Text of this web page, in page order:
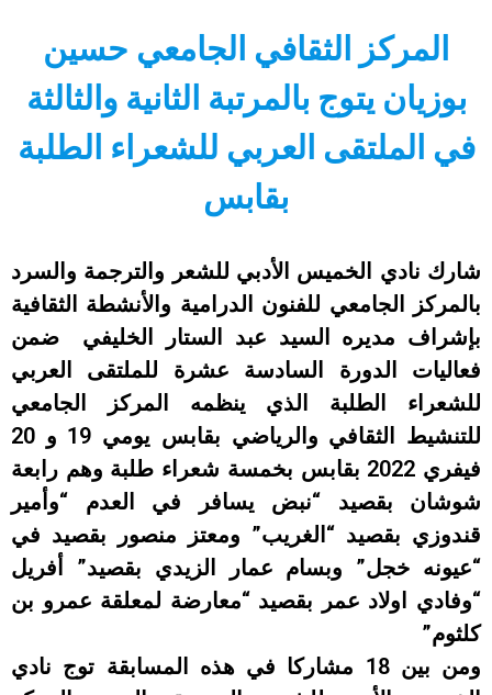
المركز الثقافي الجامعي حسين
بوزيان يتوج بالمرتبة الثانية والثالثة
في الملتقى العربي للشعراء الطلبة
بقابس
شارك نادي الخميس الأدبي للشعر والترجمة والسرد
بالمركز الجامعي للفنون الدرامية والأنشطة الثقافية
بإشراف مديره السيد عبد الستار الخليفي ضمن
فعاليات الدورة السادسة عشرة للملتقى العربي
للشعراء الطلبة الذي ينظمه المركز الجامعي
للتنشيط الثقافي والرياضي بقابس يومي 19 و 20
فيفري 2022 بقابس بخمسة شعراء طلبة وهم رابعة
شوشان بقصيد “نبض يسافر في العدم “وأمير
قندوزي بقصيد “الغريب” ومعتز منصور بقصيد في
“عيونه خجل” وبسام عمار الزيدي بقصيد” أفريل
“وفادي اولاد عمر بقصيد “معارضة لمعلقة عمرو بن
كلثوم”
ومن بين 18 مشاركا في هذه المسابقة توج نادي